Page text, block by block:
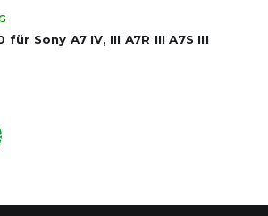
für Sony/Canon/FUJIFILM/Nikon